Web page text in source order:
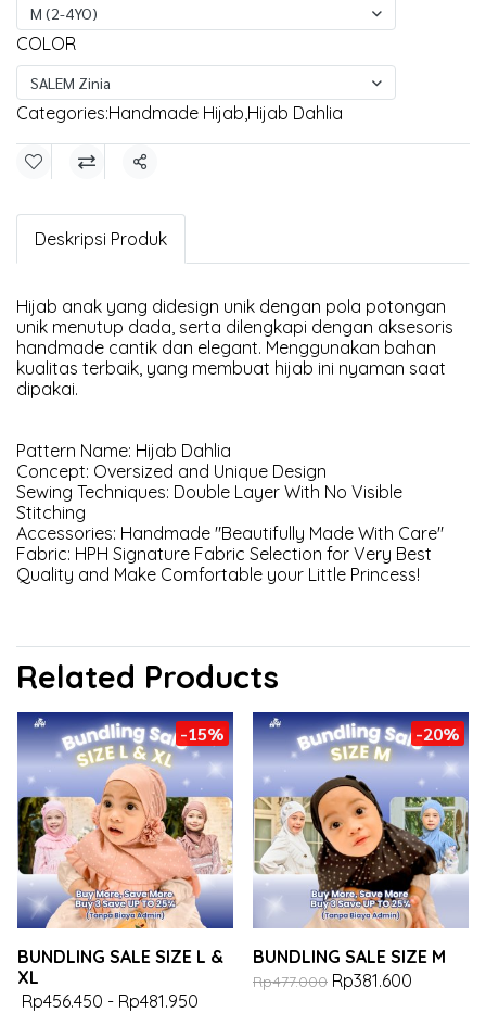
M (2-4YO)
COLOR
SALEM Zinia
Categories:Handmade Hijab,Hijab Dahlia
Share
Deskripsi Produk
Hijab anak yang didesign unik dengan pola potongan
unik menutup dada, serta dilengkapi dengan aksesoris
handmade cantik dan elegant. Menggunakan bahan
kualitas terbaik, yang membuat hijab ini nyaman saat
dipakai.
Pattern Name: Hijab Dahlia
Concept: Oversized and Unique Design
Sewing Techniques: Double Layer With No Visible
Stitching
Accessories: Handmade "Beautifully Made With Care"
Fabric: HPH Signature Fabric Selection for Very Best
Quality and Make Comfortable your Little Princess!
Related Products
-15%
BUNDLING SALE SIZE L &
XL
Rp456.450 - Rp481.950
-20%
BUNDLING SALE SIZE M
Rp477.000 Rp381.600